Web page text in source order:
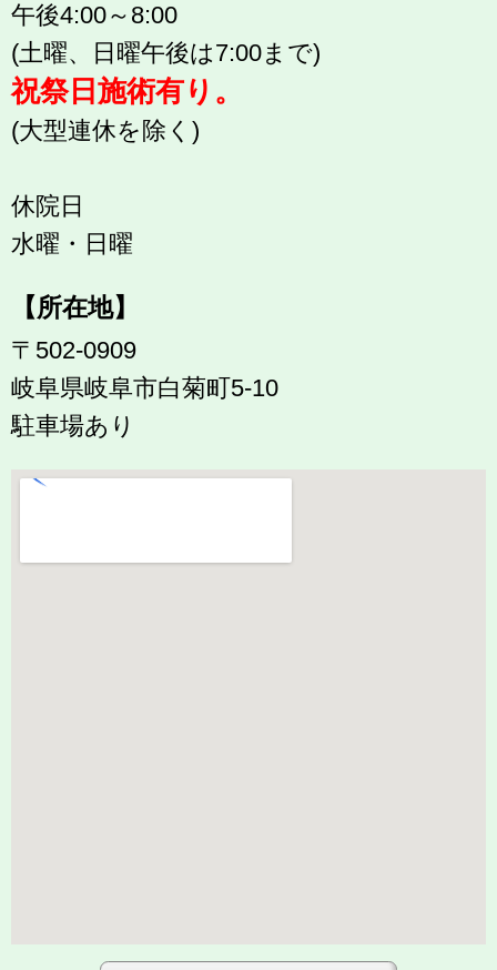
午後4:00～8:00
(土曜、日曜午後は7:00まで)
祝祭日施術有り。
(大型連休を除く)
休院日
水曜・日曜
【所在地】
〒502-0909
岐阜県岐阜市白菊町5-10
駐車場あり